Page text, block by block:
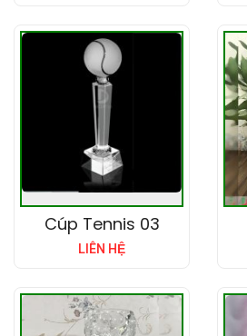
Cúp Tennis 03
LIÊN HỆ